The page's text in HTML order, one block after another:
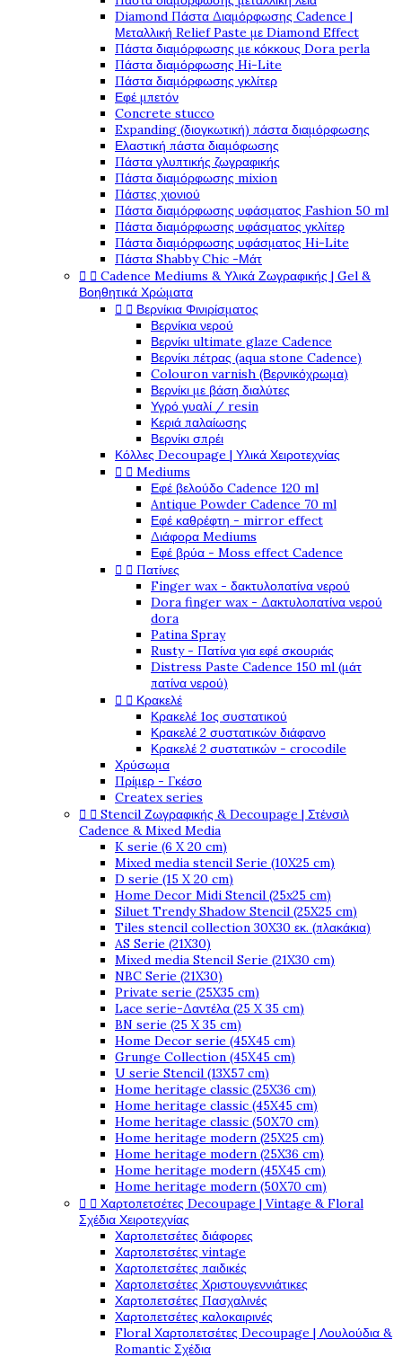
Diamond Πάστα Διαμόρφωσης Cadence |
Μεταλλική Relief Paste με Diamond Effect
Πάστα διαμόρφωσης με κόκκους Dora perla
Πάστα διαμόρφωσης Hi-Lite
Πάστα διαμόρφωσης γκλίτερ
Εφέ μπετόν
Concrete stucco
Expanding (διογκωτική) πάστα διαμόρφωσης
Ελαστική πάστα διαμόφωσης
Πάστα γλυπτικής ζωγραφικής
Πάστα διαμόρφωσης mixion
Πάστες χιονιού
Πάστα διαμόρφωσης υφάσματος Fashion 50 ml
Πάστα διαμόρφωσης υφάσματος γκλίτερ
Πάστα διαμόρφωσης υφάσματος Hi-Lite
Πάστα Shabby Chic -Μάτ
  Cadence Mediums & Υλικά Ζωγραφικής | Gel &
Βοηθητικά Χρώματα
  Βερνίκια Φινιρίσματος
Βερνίκια νερού
Βερνίκι ultimate glaze Cadence
Βερνίκι πέτρας (aqua stone Cadence)
Colouron varnish (Βερνικόχρωμα)
Βερνίκι με βάση διαλύτες
Υγρό γυαλί / resin
Κεριά παλαίωσης
Βερνίκι σπρέι
Κόλλες Decoupage | Υλικά Χειροτεχνίας
  Mediums
Εφέ βελούδο Cadence 120 ml
Antique Powder Cadence 70 ml
Εφέ καθρέφτη - mirror effect
Διάφορα Mediums
Εφέ βρύα - Moss effect Cadence
  Πατίνες
Finger wax - δακτυλοπατίνα νερού
Dora finger wax - Δακτυλοπατίνα νερού
dora
Patina Spray
Rusty - Πατίνα για εφέ σκουριάς
Distress Paste Cadence 150 ml (μάτ
πατίνα νερού)
  Κρακελέ
Κρακελέ 1ος συστατικού
Κρακελέ 2 συστατικών διάφανο
Κρακελέ 2 συστατικών - crocodile
Χρύσωμα
Πρίμερ - Γκέσο
Createx series
  Stencil Ζωγραφικής & Decoupage | Στένσιλ
Cadence & Mixed Media
K serie (6 X 20 cm)
Mixed media stencil Serie (10X25 cm)
D serie (15 X 20 cm)
Home Decor Midi Stencil (25x25 cm)
Siluet Trendy Shadow Stencil (25X25 cm)
Tiles stencil collection 30X30 εκ. (πλακάκια)
AS Serie (21X30)
Mixed media Stencil Serie (21X30 cm)
NBC Serie (21X30)
Private serie (25X35 cm)
Lace serie-Δαντέλα (25 X 35 cm)
BN serie (25 X 35 cm)
Home Decor serie (45X45 cm)
Grunge Collection (45X45 cm)
U serie Stencil (13X57 cm)
Home heritage classic (25X36 cm)
Home heritage classic (45X45 cm)
Home heritage classic (50X70 cm)
Home heritage modern (25X25 cm)
Home heritage modern (25X36 cm)
Home heritage modern (45X45 cm)
Home heritage modern (50X70 cm)
  Χαρτοπετσέτες Decoupage | Vintage & Floral
Σχέδια Χειροτεχνίας
Χαρτοπετσέτες διάφορες
Χαρτοπετσέτες vintage
Χαρτοπετσέτες παιδικές
Χαρτοπετσέτες Χριστουγεννιάτικες
Χαρτοπετσέτες Πασχαλινές
Χαρτοπετσέτες καλοκαιρινές
Floral Χαρτοπετσέτες Decoupage | Λουλούδια &
Romantic Σχέδια